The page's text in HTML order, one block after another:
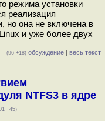
режима установки
реализация
но она не включена в
и уже более двух
(96 +18) обсуждение | весь текст
NTFS3 в ядре
+45)